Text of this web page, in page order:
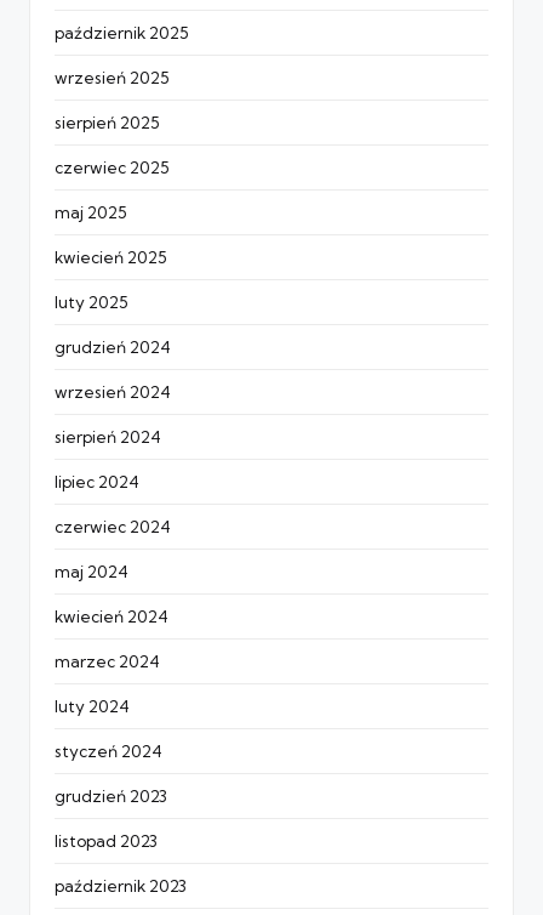
październik 2025
wrzesień 2025
sierpień 2025
czerwiec 2025
maj 2025
kwiecień 2025
luty 2025
grudzień 2024
wrzesień 2024
sierpień 2024
lipiec 2024
czerwiec 2024
maj 2024
kwiecień 2024
marzec 2024
luty 2024
styczeń 2024
grudzień 2023
listopad 2023
październik 2023